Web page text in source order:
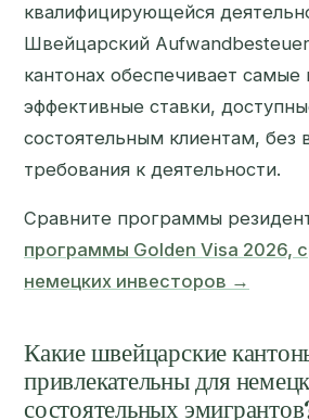
квалифицирующейся
Швейцарский
кантонах обеспечивает самые
эффективные ставки,
состоятельным клиентам, без
требования к деятельности.
Сравните программы
программы Golden Visa 2026,
немецких инвесторов →
Какие швейцарские
привлекательны для
состоятельных